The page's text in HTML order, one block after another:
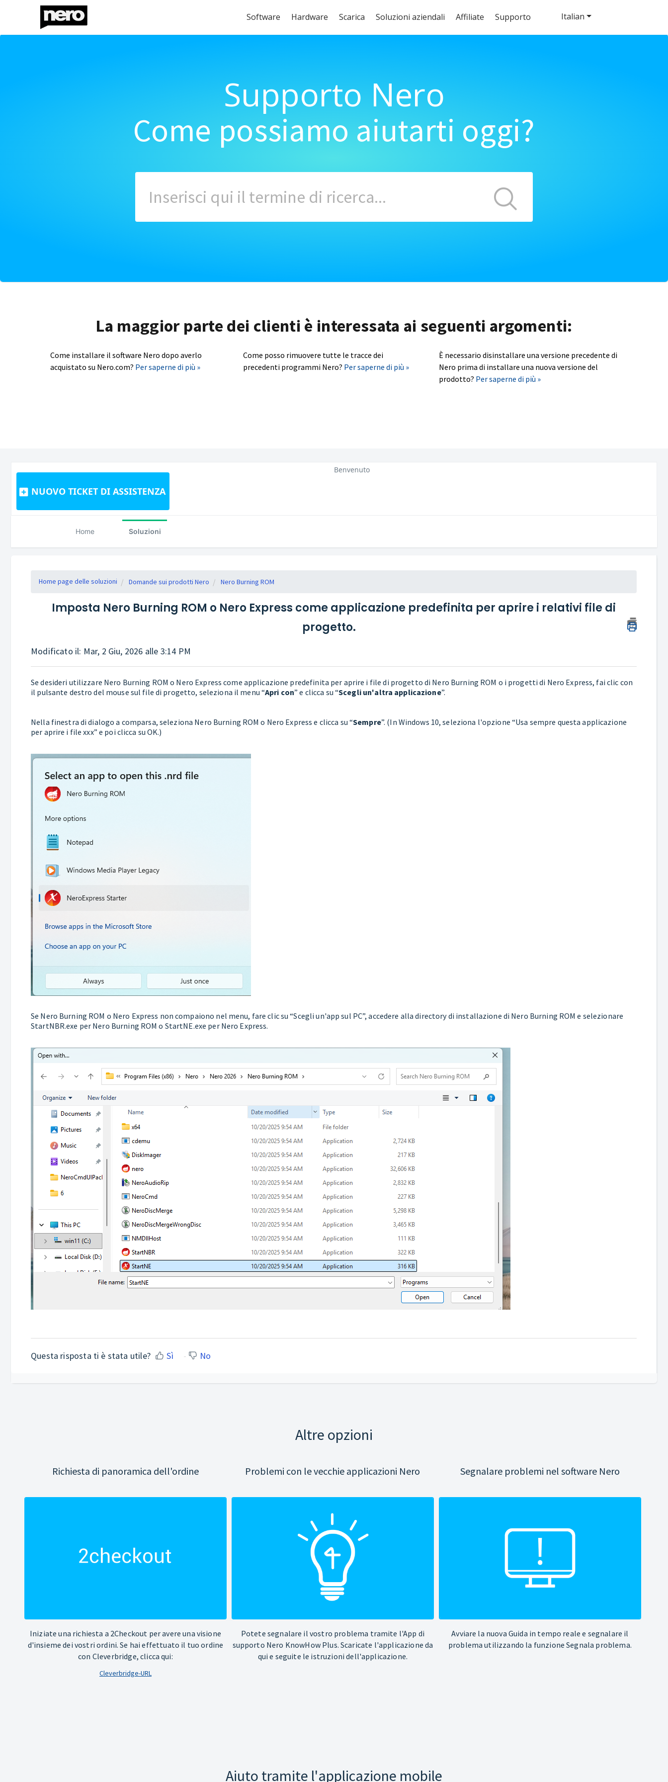
Software Hardware Scarica Soluzioni aziendali Affiliate Supporto
Supporto Nero
Come possiamo aiutarti oggi?
La maggior parte dei clienti è interessata ai seguenti argomenti:
Come installare il software Nero dopo averlo
acquistato su Nero.com? Per saperne di più »
Come posso rimuovere tutte le tracce dei
precedenti programmi Nero? Per saperne di più »
È necessario disinstallare una versione precedente di
Nero prima di installare una nuova versione del
prodotto? Per saperne di più »
NUOVO TICKET DI ASSISTENZA
Italian
Benvenuto
Home Soluzioni
Home page delle soluzioni Domande sui prodotti Nero Nero Burning ROM
Imposta Nero Burning ROM o Nero Express come applicazione predefinita per aprire i relativi file di
progetto.
Modificato il: Mar, 2 Giu, 2026 alle 3:14 PM
Se desideri utilizzare Nero Burning ROM o Nero Express come applicazione predefinita per aprire i file di progetto di Nero Burning ROM o i progetti di Nero Express, fai clic con
il pulsante destro del mouse sul file di progetto, seleziona il menu “Apri con” e clicca su “Scegli un'altra applicazione”.
Nella finestra di dialogo a comparsa, seleziona Nero Burning ROM o Nero Express e clicca su “Sempre”. (In Windows 10, seleziona l'opzione “Usa sempre questa applicazione
per aprire i file xxx” e poi clicca su OK.)
Se Nero Burning ROM o Nero Express non compaiono nel menu, fare clic su “Scegli un'app sul PC”, accedere alla directory di installazione di Nero Burning ROM e selezionare
StartNBR.exe per Nero Burning ROM o StartNE.exe per Nero Express.
Questa risposta ti è stata utile? Sì No
Altre opzioni
Richiesta di panoramica dell'ordine
Iniziate una richiesta a 2Checkout per avere una visione
d'insieme dei vostri ordini. Se hai effettuato il tuo ordine
con Cleverbridge, clicca qui:
Cleverbridge-URL
Problemi con le vecchie applicazioni Nero
Potete segnalare il vostro problema tramite l'App di
supporto Nero KnowHow Plus. Scaricate l'applicazione da
qui e seguite le istruzioni dell'applicazione.
Segnalare problemi nel software Nero
Avviare la nuova Guida in tempo reale e segnalare il
problema utilizzando la funzione Segnala problema.
Aiuto tramite l'applicazione mobile